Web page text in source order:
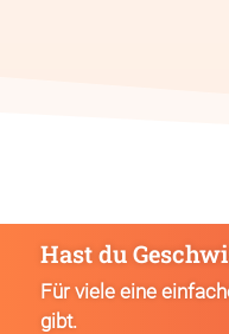
Hast du
Für viele eine
gibt.